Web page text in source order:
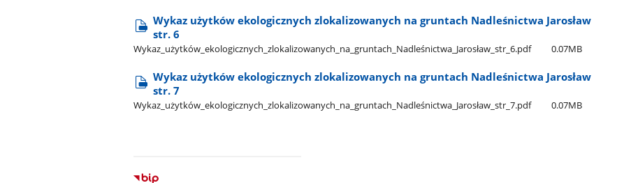
Wykaz użytków ekologicznych zlokalizowanych na gruntach Nadleśnictwa Jarosław
str. 6
Wykaz​_użytków​_ekologicznych​_zlokalizowanych​_na​_gruntach​_Nadleśnictwa​_Jarosław​_str​_6.pdf 0.07MB
Wykaz użytków ekologicznych zlokalizowanych na gruntach Nadleśnictwa Jarosław
str. 7
Wykaz​_użytków​_ekologicznych​_zlokalizowanych​_na​_gruntach​_Nadleśnictwa​_Jarosław​_str​_7.pdf 0.07MB